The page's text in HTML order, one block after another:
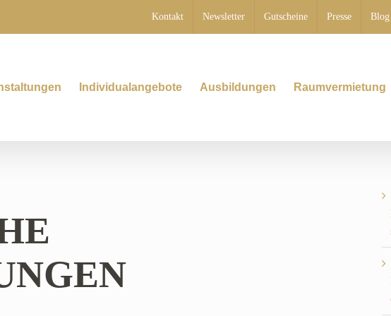
Kontakt Newsletter Gutscheine Presse Blog
Individualangebote Ausbildungen Raumvermietung